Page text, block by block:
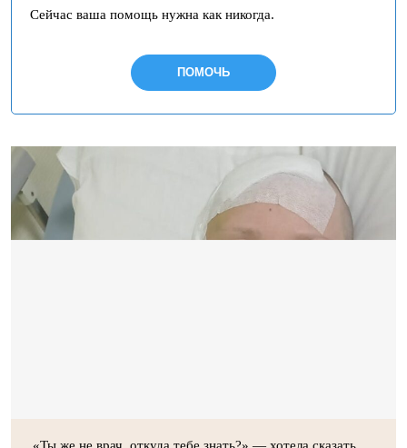
Сейчас ваша помощь нужна как никогда.
ПОМОЧЬ
«Ты же не врач, откуда тебе знать?» — хотела сказать